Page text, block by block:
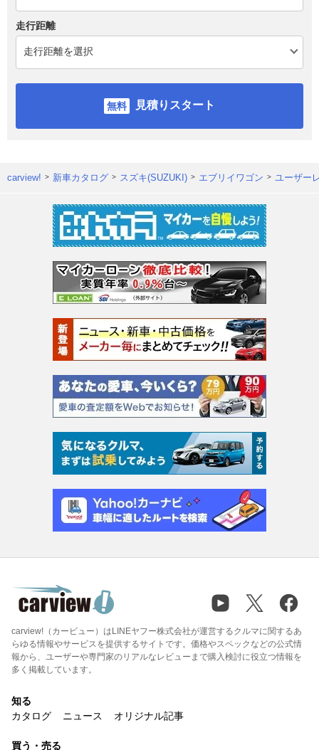
走行距離
見積りスタート
carview! 新車カタログ スズキ(SUZUKI) エブリイワゴン ユーザー
carview!（カービュー）はLINEヤフー株式会社が運営するクルマに関するあ
らゆる情報やサービスを提供するサイトです。価格やスペックなどの公式情
報から、ユーザーや専門家のリアルなレビューまで購入検討に役立つ情報を
多く掲載しています。
知る
カタログ
ニュース オリジナル記事
買う・売る